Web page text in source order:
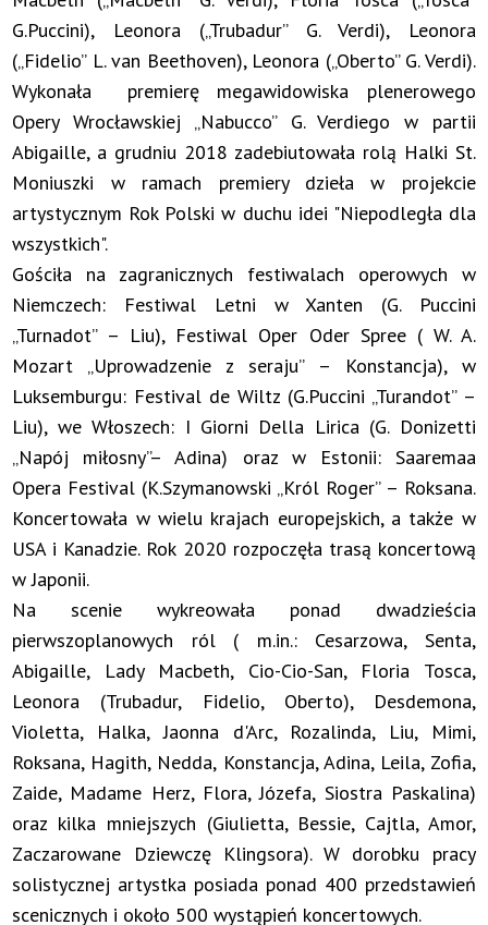
G.Puccini), Leonora („Trubadur” G. Verdi), Leonora
(„Fidelio” L. van Beethoven), Leonora („Oberto” G. Verdi).
Wykonała premierę megawidowiska plenerowego
Opery Wrocławskiej „Nabucco” G. Verdiego w partii
Abigaille, a grudniu 2018 zadebiutowała rolą Halki St.
Moniuszki w ramach premiery dzieła w projekcie
artystycznym Rok Polski w duchu idei "Niepodległa dla
wszystkich".
Gościła na zagranicznych festiwalach operowych w
Niemczech: Festiwal Letni w Xanten (G. Puccini
„Turnadot” – Liu), Festiwal Oper Oder Spree ( W. A.
Mozart „Uprowadzenie z seraju” – Konstancja), w
Luksemburgu: Festival de Wiltz (G.Puccini „Turandot” –
Liu), we Włoszech: I Giorni Della Lirica (G. Donizetti
„Napój miłosny”– Adina) oraz w Estonii: Saaremaa
Opera Festival (K.Szymanowski „Król Roger” – Roksana.
Koncertowała w wielu krajach europejskich, a także w
USA i Kanadzie. Rok 2020 rozpoczęła trasą koncertową
w Japonii.
Na scenie wykreowała ponad dwadzieścia
pierwszoplanowych ról ( m.in.: Cesarzowa, Senta,
Abigaille, Lady Macbeth, Cio-Cio-San, Floria Tosca,
Leonora (Trubadur, Fidelio, Oberto), Desdemona,
Violetta, Halka, Jaonna d'Arc, Rozalinda, Liu, Mimi,
Roksana, Hagith, Nedda, Konstancja, Adina, Leila, Zofia,
Zaide, Madame Herz, Flora, Józefa, Siostra Paskalina)
oraz kilka mniejszych (Giulietta, Bessie, Cajtla, Amor,
Zaczarowane Dziewczę Klingsora). W dorobku pracy
solistycznej artystka posiada ponad 400 przedstawień
scenicznych i około 500 wystąpień koncertowych.